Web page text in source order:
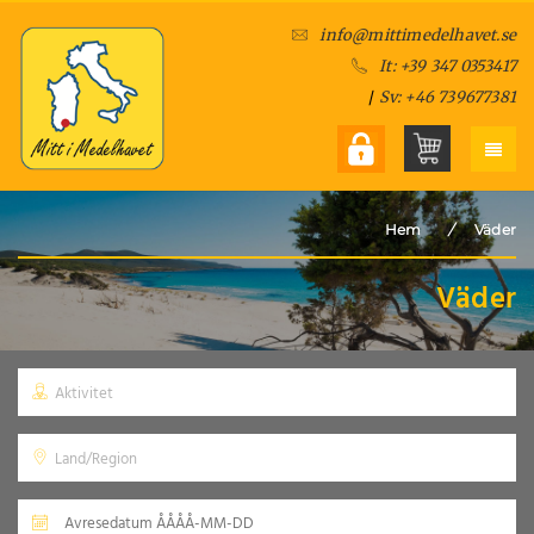
info@mittimedelhavet.se
It: +39 347 0353417
/ Sv: +46 739677381
Hem / Väder
Väder